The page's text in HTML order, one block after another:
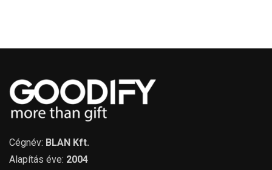
Cégnév: BLAN Kft.
Alapítás éve: 2004